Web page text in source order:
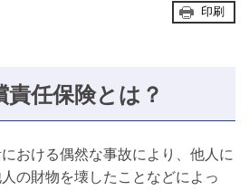
印刷
任保険とは？
おける偶然な事故により、他人に
の財物を壊したことなどによっ